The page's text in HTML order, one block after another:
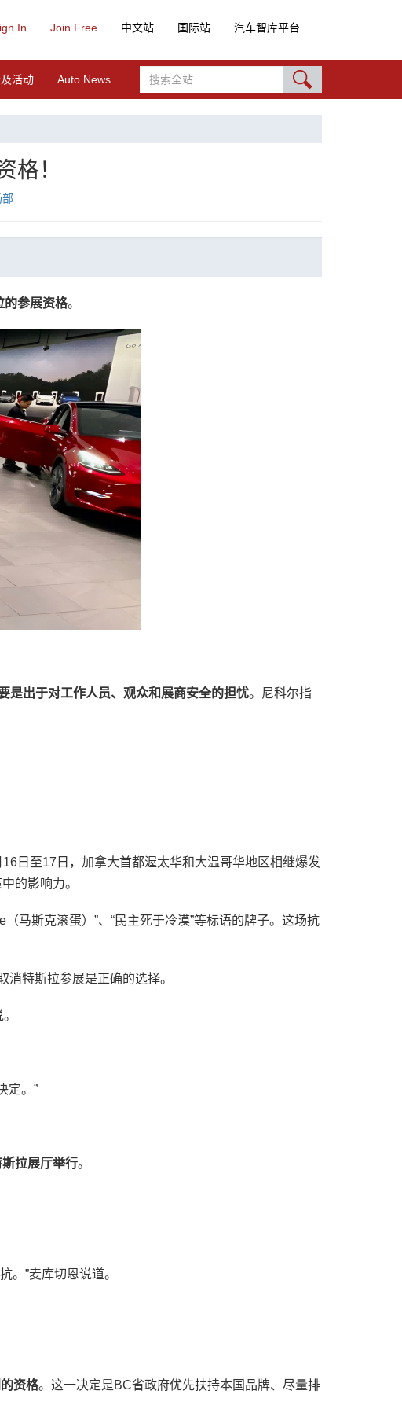
In Join Free 中文站 国际站 汽车智库平台
活动 Auto News
格！
的参展资格。
是出于对工作人员、观众和展商安全的担忧。尼科尔指
16日至17日，加拿大首都渥太华和大温哥华地区相继爆发
的影响力。
马斯克滚蛋）”、“民主死于冷漠”等标语的牌子。这场抗
特斯拉参展是正确的选择。
定。”
拉展厅举行。
。”麦库切恩说道。
资格。这一决定是BC省政府优先扶持本国品牌、尽量排